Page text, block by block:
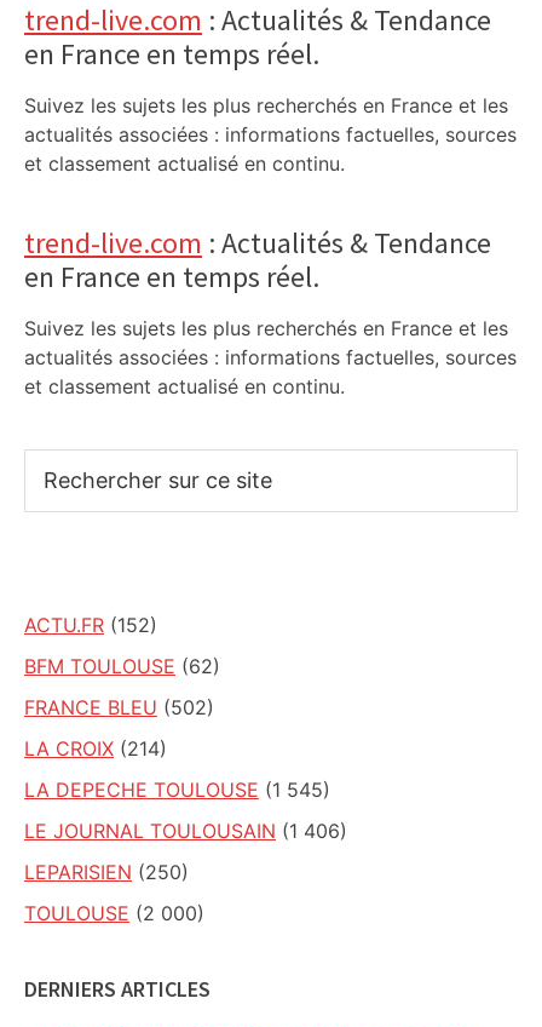
trend-live.com : Actualités & Tendance
en France en temps réel.
Suivez les sujets les plus recherchés en France et les
actualités associées : informations factuelles, sources
et classement actualisé en continu.
trend-live.com : Actualités & Tendance
en France en temps réel.
Suivez les sujets les plus recherchés en France et les
actualités associées : informations factuelles, sources
et classement actualisé en continu.
sur
ACTU.FR (152)
BFM TOULOUSE (62)
FRANCE BLEU (502)
LA CROIX (214)
LA DEPECHE TOULOUSE (1 545)
LE JOURNAL TOULOUSAIN (1 406)
LEPARISIEN (250)
TOULOUSE (2 000)
DERNIERS ARTICLES